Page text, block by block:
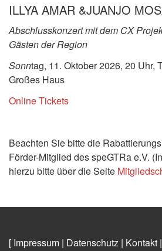
ILLYA AMAR &JUANJO
Abschlusskonzert mit dem CX
Gästen der Region
Sonntag, 11. Oktober 2026, 20 Uhr,
Großes Haus
Online Tickets
Beachten Sie bitte die
Förder-Mitglied des speGTRa e.V.
hierzu bitte über die Seite
[ Impressum | Datenschutz | Kontakt |